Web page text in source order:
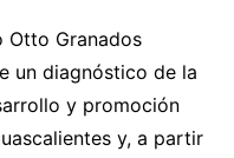
Otto Granados
un diagnóstico de la
y promoción
y, a partir